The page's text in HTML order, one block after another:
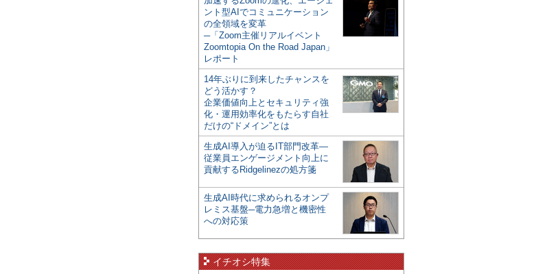
ント型AIでコミュニケーション
の全領域を変革
─「Zoom主催リアルイベント
Zoomtopia On the Road Japan」
レポート
14年ぶりに到来したチャンスを
どう活かす？
企業価値向上とセキュリティ強
化・運用効率化をもたらす自社
だけの“ドメイン”とは
生成AI導入が迫るIT部門改革―
従業員エンゲージメント向上に
貢献するRidgelinezの処方箋
生成AI時代に求められるオンプ
レミス基盤─電力急増と機密性
への対応策
イチオシ特集